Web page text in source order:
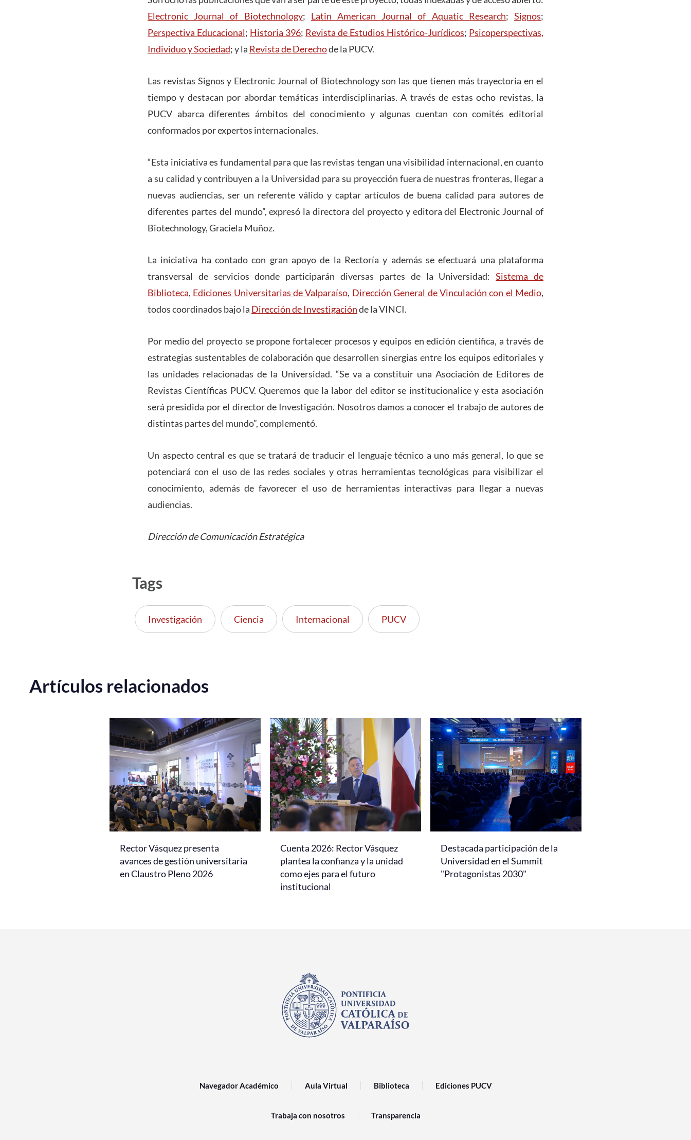
Electronic Journal of Biotechnology; Latin American Journal of Aquatic Research;Signos;
Perspectiva Educacional; Historia 396; Revista de Estudios Histórico-Jurídicos; Psicoperspectivas,
Individuo y Sociedad; y la Revista de Derechode la PUCV.
Las revistas Signos y Electronic Journal of Biotechnology son las que tienen más trayectoria en el
tiempo y destacan por abordar temáticas interdisciplinarias. A través de estas ocho revistas, la
PUCV abarca diferentes ámbitos del conocimiento y algunas cuentan con comités editorial
conformados por expertos internacionales.
“Esta iniciativa es fundamental para que las revistas tengan una visibilidad internacional, en cuanto
a su calidad y contribuyen a la Universidad para su proyección fuera de nuestras fronteras, llegar a
nuevas audiencias, ser un referente válido y captar artículos de buena calidad para autores de
diferentes partes del mundo”, expresó la directora del proyecto y editora del Electronic Journal of
Biotechnology, Graciela Muñoz.
La iniciativa ha contado con gran apoyo de la Rectoría y además se efectuará una plataforma
transversal de servicios donde participarán diversas partes de la Universidad:Sistema de
Biblioteca, Ediciones Universitarias de Valparaíso, Dirección General de Vinculación con el Medio,
todos coordinados bajo la Dirección de Investigaciónde la VINCI.
Por medio del proyecto se propone fortalecer procesos y equipos en edición científica, a través de
estrategias sustentables de colaboración que desarrollen sinergias entre los equipos editoriales y
las unidades relacionadas de la Universidad. “Se va a constituir una Asociación de Editores de
Revistas Científicas PUCV. Queremos que la labor del editor se institucionalice y esta asociación
será presidida por el director de Investigación. Nosotros damos a conocer el trabajo de autores de
distintas partes del mundo”, complementó.
Un aspecto central es que se tratará de traducir el lenguaje técnico a uno más general, lo que se
potenciará con el uso de las redes sociales y otras herramientas tecnológicas para visibilizar el
conocimiento, además de favorecer el uso de herramientas interactivas para llegar a nuevas
audiencias.
Dirección de Comunicación Estratégica
Tags
Investigación Ciencia Internacional PUCV
Artículos relacionados
Rector Vásquez presenta
avances de gestión universitaria
en Claustro Pleno 2026
Cuenta 2026: Rector Vásquez
plantea la confianza y la unidad
como ejes para el futuro
institucional
Destacada participación de la
Universidad en el Summit
"Protagonistas 2030"
Navegador Académico Aula Virtual Biblioteca Ediciones PUCV
Trabaja con nosotros Transparencia